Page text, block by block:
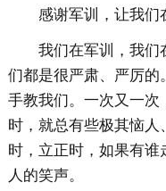
感谢军训，让我们
我们在军训，我们
们都是很严肃、严厉
手教我们。一次又一次
时，就总有些极其恼
时，立正时，如果有
人的笑声。